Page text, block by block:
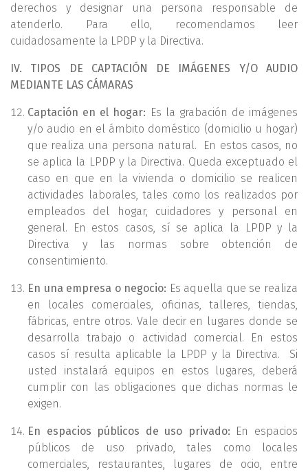
derechos y designar una persona responsable de
atenderlo. Para ello, recomendamos leer
cuidadosamente la LPDP y la Directiva.
IV. TIPOS DE CAPTACIÓN DE IMÁGENES Y/O AUDIO
MEDIANTE LAS CÁMARAS
Captación en el hogar: Es la grabación de imágenes
y/o audio en el ámbito doméstico (domicilio u hogar)
que realiza una persona natural. En estos casos, no
se aplica la LPDP y la Directiva. Queda exceptuado el
caso en que en la vivienda o domicilio se realicen
actividades laborales, tales como los realizados por
empleados del hogar, cuidadores y personal en
general. En estos casos, sí se aplica la LPDP y la
Directiva y las normas sobre obtención de
consentimiento.
En una empresa o negocio: Es aquella que se realiza
en locales comerciales, oficinas, talleres, tiendas,
fábricas, entre otros. Vale decir en lugares donde se
desarrolla trabajo o actividad comercial. En estos
casos sí resulta aplicable la LPDP y la Directiva. Si
usted instalará equipos en estos lugares, deberá
cumplir con las obligaciones que dichas normas le
exigen.
En espacios públicos de uso privado: En espacios
públicos de uso privado, tales como locales
comerciales, restaurantes, lugares de ocio, entre